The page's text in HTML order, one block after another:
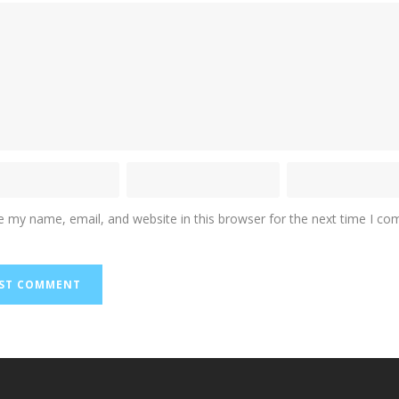
my name, email, and website in this browser for the next time I